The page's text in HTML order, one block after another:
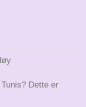
Dette er